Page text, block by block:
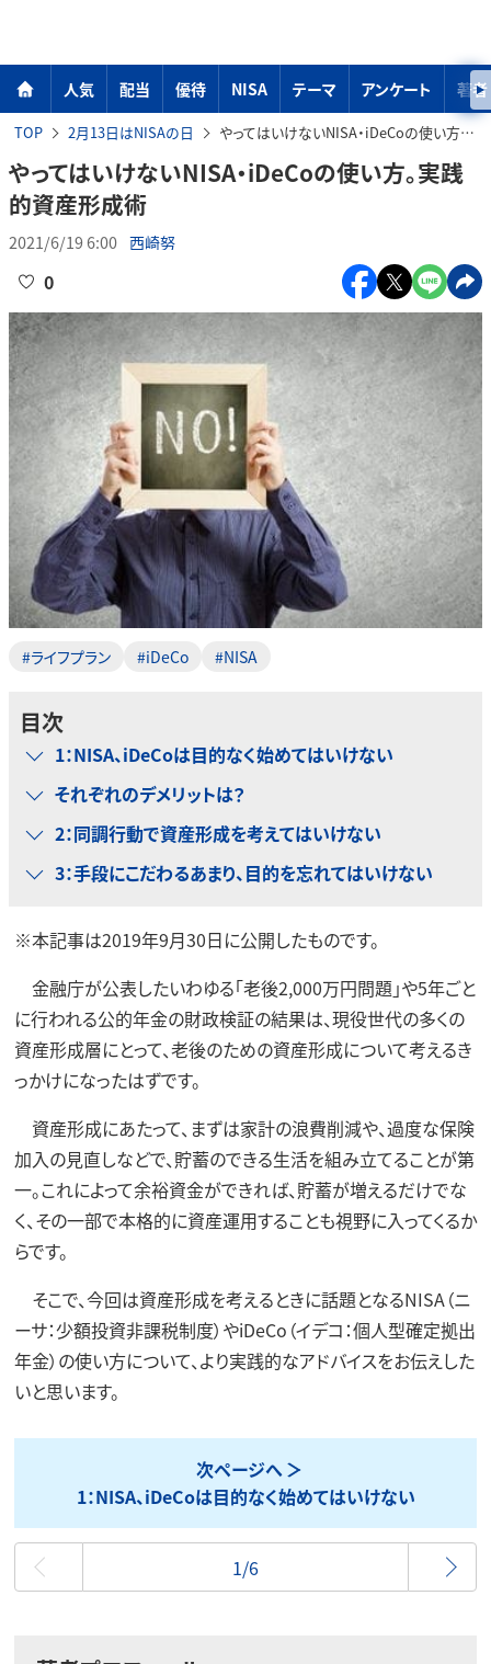
人気 配当 優待 NISA テーマ アンケート 著者
TOP 2月13日はNISAの日 やってはいけないNISA・iDeCoの使い方。実践的資産形成術
やってはいけないNISA・iDeCoの使い方。実践
的資産形成術
2021/6/19 6:00 西崎努
0
#ライフプラン #iDeCo #NISA
目次
1：NISA、iDeCoは目的なく始めてはいけない
それぞれのデメリットは？
2：同調行動で資産形成を考えてはいけない
3：手段にこだわるあまり、目的を忘れてはいけない
※本記事は2019年9月30日に公開したものです。
金融庁が公表したいわゆる「老後2,000万円問題」や5年ごと
に行われる公的年金の財政検証の結果は、現役世代の多くの
資産形成層にとって、老後のための資産形成について考えるき
っかけになったはずです。
資産形成にあたって、まずは家計の浪費削減や、過度な保険
加入の見直しなどで、貯蓄のできる生活を組み立てることが第
一。これによって余裕資金ができれば、貯蓄が増えるだけでな
く、その一部で本格的に資産運用することも視野に入ってくるか
らです。
そこで、今回は資産形成を考えるときに話題となるNISA（ニ
ーサ：少額投資非課税制度）やiDeCo（イデコ：個人型確定拠出
年金）の使い方について、より実践的なアドバイスをお伝えした
いと思います。
次ページへ
1：NISA、iDeCoは目的なく始めてはいけない
最初
1/6